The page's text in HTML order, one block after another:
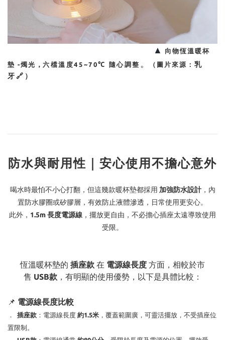
▲
向物恆溫暖杯
墊 -燭光 ， 六檔溫度45~70℃ 隨心調整 。 （圖片來源：乳
牙🔗 ）
防水與耐用性｜安心使用不擔心意外
喝水時最怕不小心打翻，但這幾款暖杯墊都採用 加強防水設計，內
置防水膠圈或矽膠層，有效防止液體滲透，日常使用更安心。
此外， 1.5m 長度電源線 ，擺放更自由，不必擔心插座太遠導致使用
受限。
恆溫暖杯墊的 插座款 在 電源線長度 方面，相較於市
售 USB款，有明顯的使用優勢，以下是具體比較：
📌 電源線長度比較
． 插座款 ：電源線長度 約1.5米 ，覆蓋範圍廣，可靈活擺放，不受插座位
置限制。